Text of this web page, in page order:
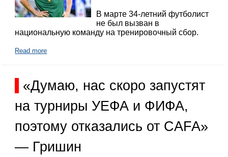
В марте 34-летний футболист
не был вызван в
национальную команду на тренировочный сбор.
Read more
«Думаю, нас скоро запустят
на турниры УЕФА и ФИФА,
поэтому отказались от CAFA»
— Гришин